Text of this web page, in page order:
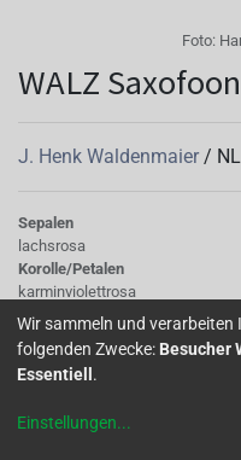
Foto:
WALZ Saxofoon
J. Henk Waldenmaier / NL
Sepalen
lachsrosa
Korolle/Petalen
karminviolettrosa
Knospe/Blüte
einfach, gross
Wuchs
halb hängend
Wir sammeln und
folgenden Zwecke: Besucher
Essentiell .
Einstellungen...